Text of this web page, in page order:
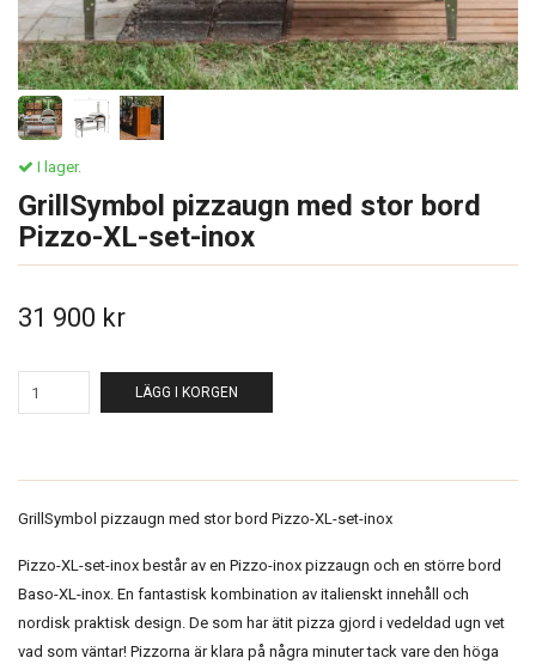
I lager.
GrillSymbol pizzaugn med stor bord
Pizzo-XL-set-inox
31 900 kr
LÄGG I KORGEN
GrillSymbol pizzaugn med stor bord Pizzo-XL-set-inox
Pizzo-XL-set-inox består av en Pizzo-inox pizzaugn och en större bord
Baso-XL-inox. En fantastisk kombination av italienskt innehåll och
nordisk praktisk design. De som har ätit pizza gjord i vedeldad ugn vet
vad som väntar! Pizzorna är klara på några minuter tack vare den höga